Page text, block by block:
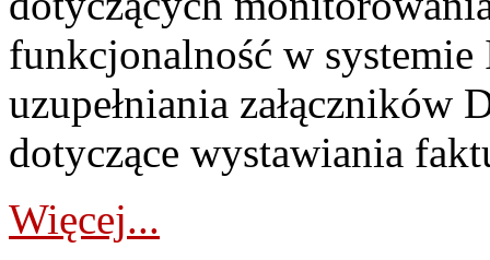
funkcjonalność w
uzupełniania załączników
dotyczące wystawiania
Więcej...